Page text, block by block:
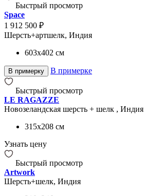
Быстрый просмотр
Space
1 912 500 ₽
Шерсть+артшелк, Индия
603x402 см
В примерку В примерке
Быстрый просмотр
LE RAGAZZE
Новозеландская шерсть + шелк , Индия
315x208 см
Узнать цену
Быстрый просмотр
Artwork
Шерсть+шелк, Индия